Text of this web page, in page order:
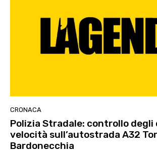
CRONACA
Polizia Stradale: controllo degli
velocità sull’autostrada A32
Bardonecchia